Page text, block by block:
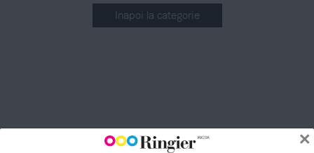
×
Inapoi la categorie